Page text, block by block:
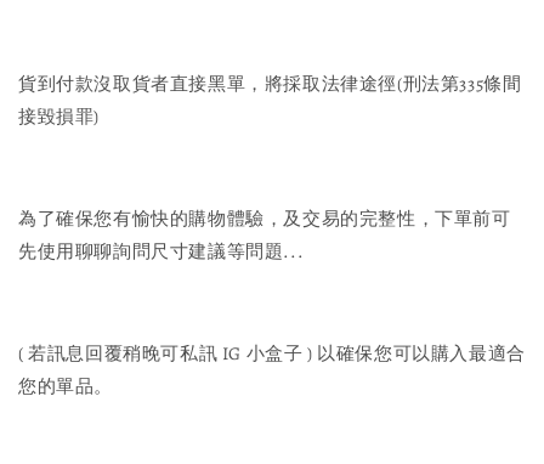
貨到付款沒取貨者直接黑單，將採取法律途徑(刑法第335條間
接毀損罪)
為了確保您有愉快的購物體驗，及交易的完整性，下單前可
先使用聊聊詢問尺寸建議等問題...
( 若訊息回覆稍晚可私訊 IG 小盒子 ) 以確保您可以購入最適合
您的單品。